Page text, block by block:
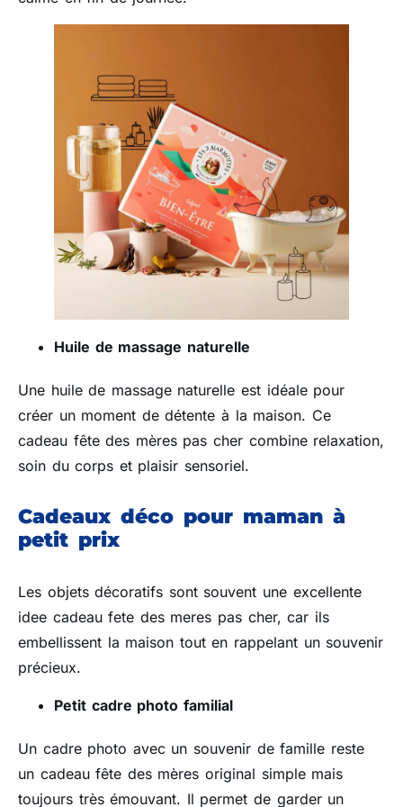
Huile de massage naturelle
Une huile de massage naturelle est idéale pour
créer un moment de détente à la maison. Ce
cadeau fête des mères pas cher combine relaxation,
soin du corps et plaisir sensoriel.
Cadeaux déco pour maman à
petit prix
Les objets décoratifs sont souvent une excellente
idee cadeau fete des meres pas cher, car ils
embellissent la maison tout en rappelant un souvenir
précieux.
Petit cadre photo familial
Un cadre photo avec un souvenir de famille reste
un cadeau fête des mères original simple mais
toujours très émouvant. Il permet de garder un